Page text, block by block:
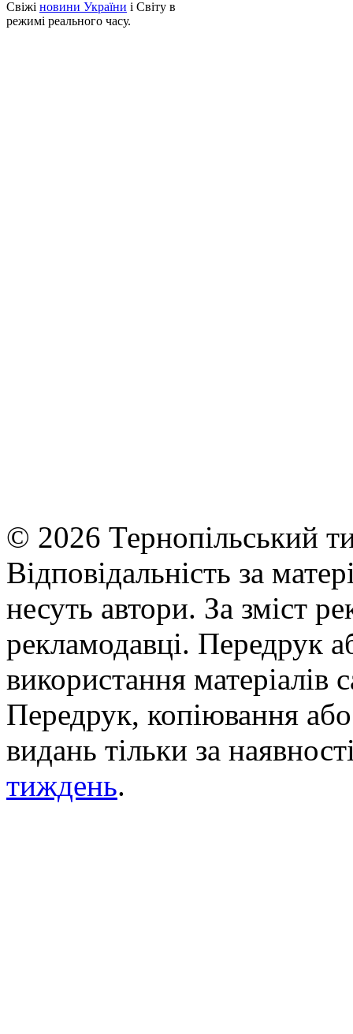
Свіжі новини України і Світу в
режимі реального часу.
© 2026 Тернопільський
Відповідальність за
несуть автори. За зміст
рекламодавці. Передрук
використання матеріалів
Передрук, копіювання
видань тільки за
тиждень.